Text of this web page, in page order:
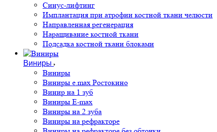
Cинус-лифтинг
Имплантация при атрофии костной ткани челюсти
Направленная регенерация
Наращивание костной ткани
Подсадка костной ткани блоками
Виниры
Виниры
Виниры e.max Ростокино
Винир на 1 зуб
Виниры E-max
Виниры на 2 зуба
Виниры на рефракторе